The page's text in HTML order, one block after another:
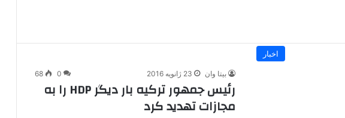
اخبار
بیتا وان 23 ژانویه 2016 0
68
رئیس جمهور ترکیه بار دیگر HDP را به
مجازات تهدید کرد